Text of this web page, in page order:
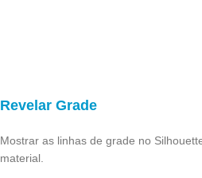
Revelar Grade
Mostrar as linhas de grade no
material.